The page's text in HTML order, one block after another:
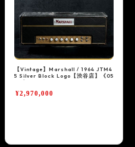
【Vintage】Marshall / 1964 JTM4
5 Silver Block Logo【渋谷店】《05
VG》
¥2,970,000